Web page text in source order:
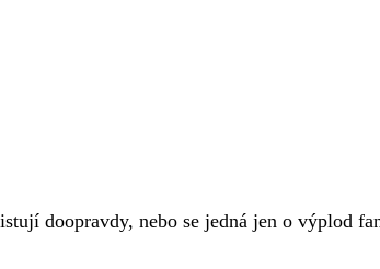
doopravdy, nebo se jedná jen o výplod